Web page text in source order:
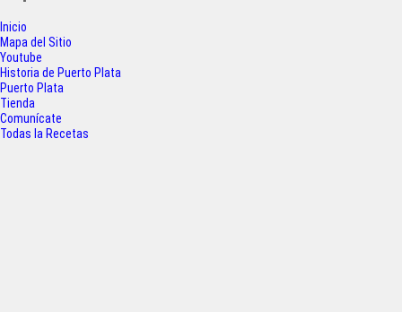
b
o
o
k
e
r
p
Inicio
Mapa del Sitio
Youtube
Historia de Puerto Plata
Puerto Plata
Tienda
Comunícate
Todas la Recetas